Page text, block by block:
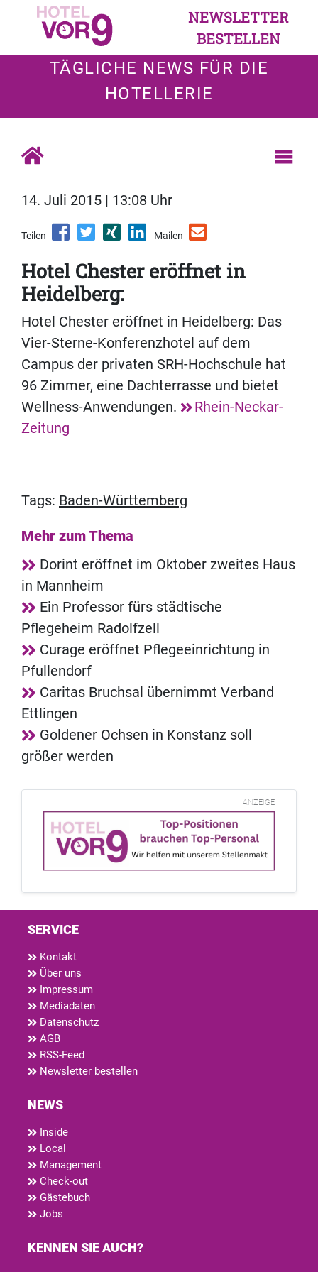
NEWSLETTER
BESTELLEN
TÄGLICHE NEWS FÜR DIE
HOTELLERIE
14. Juli 2015 | 13:08 Uhr
Teilen Mailen
Hotel Chester eröffnet in
Heidelberg:
Hotel Chester eröffnet in Heidelberg: Das
Vier-Sterne-Konferenzhotel auf dem
Campus der privaten SRH-Hochschule hat
96 Zimmer, eine Dachterrasse und bietet
Wellness-Anwendungen.
Rhein-Neckar-
Zeitung
Tags: Baden-Württemberg
Mehr zum Thema
Dorint eröffnet im Oktober zweites Haus
in Mannheim
Ein Professor fürs städtische
Pflegeheim Radolfzell
Curage eröffnet Pflegeeinrichtung in
Pfullendorf
Caritas Bruchsal übernimmt Verband
Ettlingen
Goldener Ochsen in Konstanz soll
größer werden
ANZEIGE
SERVICE
Kontakt
Über uns
Impressum
Mediadaten
Datenschutz
AGB
RSS-Feed
Newsletter bestellen
NEWS
Inside
Local
Management
Check-out
Gästebuch
Jobs
KENNEN SIE AUCH?